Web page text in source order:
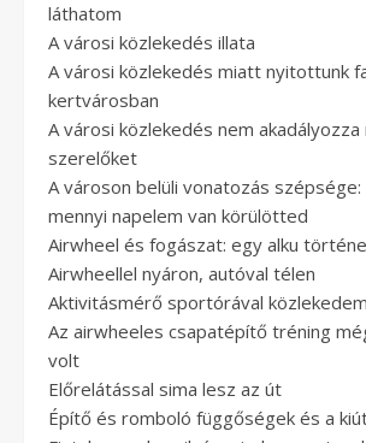
láthatom
A városi közlekedés illata
A városi közlekedés miatt nyitottunk
kertvárosban
A városi közlekedés nem
szerelőket
A városon belüli vonatozás
mennyi napelem van körülötted
Airwheel és fogászat: egy alku
Airwheellel nyáron, autóval télen
Aktivitásmérő sportórával
Az airwheeles csapatépítő tréning
volt
Előrelátással sima lesz az út
Építő és romboló függőségek és a